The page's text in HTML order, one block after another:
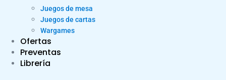
Juegos de mesa
Juegos de cartas
Wargames
Ofertas
Preventas
Librería